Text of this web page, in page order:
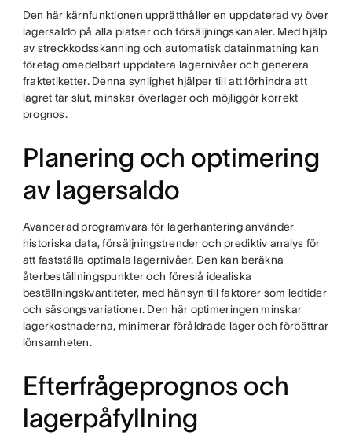
Den här kärnfunktionen upprätthåller en uppdaterad vy över
lagersaldo på alla platser och försäljningskanaler. Med hjälp
av streckkodsskanning och automatisk datainmatning kan
företag omedelbart uppdatera lagernivåer och generera
fraktetiketter. Denna synlighet hjälper till att förhindra att
lagret tar slut, minskar överlager och möjliggör korrekt
prognos.
Planering och optimering
av lagersaldo
Avancerad programvara för lagerhantering använder
historiska data, försäljningstrender och prediktiv analys för
att fastställa optimala lagernivåer. Den kan beräkna
återbeställningspunkter och föreslå idealiska
beställningskvantiteter, med hänsyn till faktorer som ledtider
och säsongsvariationer. Den här optimeringen minskar
lagerkostnaderna, minimerar föråldrade lager och förbättrar
lönsamheten.
Efterfrågeprognos och
lagerpåfyllning